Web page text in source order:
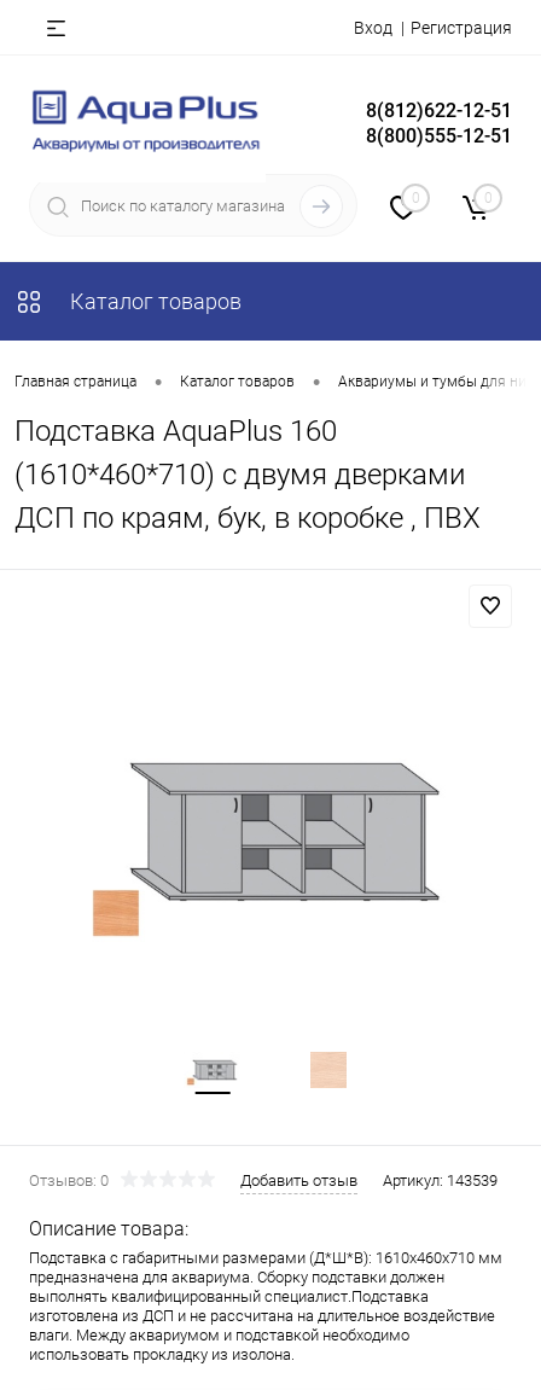
Вход Регистрация
8(812)622-12-51
8(800)555-12-51
0 0
Каталог товаров
Главная страница • Каталог товаров • Аквариумы и тумбы для них
Подставка AquaPlus 160
(1610*460*710) с двумя дверками
ДСП по краям, бук, в коробке , ПВХ
Отзывов: 0 Добавить отзыв Артикул: 143539
Описание товара:
Подставка с габаритными размерами (Д*Ш*В): 1610x460x710 мм
предназначена для аквариума. Сборку подставки должен
выполнять квалифицированный специалист.Подставка
изготовлена из ДСП и не рассчитана на длительное воздействие
влаги. Между аквариумом и подставкой необходимо
использовать прокладку из изолона.